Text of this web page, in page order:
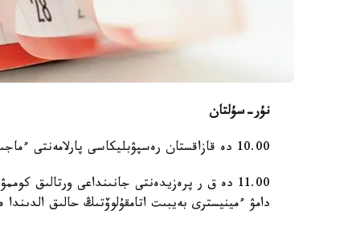
نۇر-سۇلتان
10.00 دە قازاقستان رەسپۋبليكاسى پارلامەنتى ءماجىلىسىنىڭ جالپى وتىرىسى باستالادى.
11.00 دە ق ر پرەزيدەنتى جانىنداعى ورتالىق
دامۋ ءمينيسترى بەيبىت اتامقۇلوۆتىڭ حالىق